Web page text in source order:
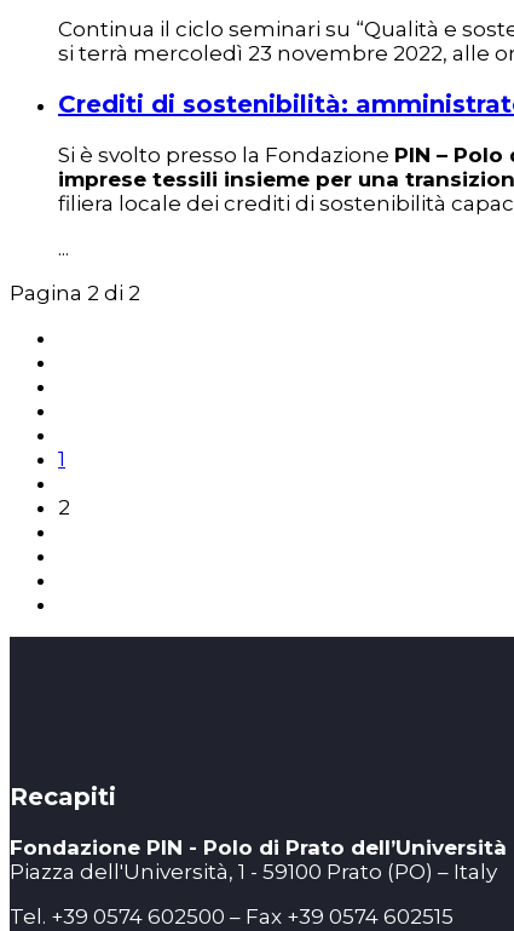
Continua il ciclo seminari su “Qualità e
si terrà mercoledì 23 novembre 2022, alle
Crediti di sostenibilità:
Si è svolto presso la Fondazione PIN –
imprese tessili insieme per una
filiera locale dei crediti di sostenibilità
...
Pagina 2 di 2
1
2
Recapiti
Fondazione PIN - Polo di Prato
Piazza dell'Università, 1 - 59100 Prato (PO) – Italy
Tel. +39 0574 602500 – Fax +39 0574 602515